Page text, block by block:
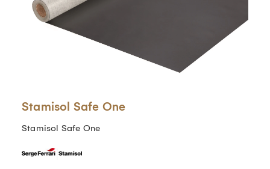
Stamisol Safe One
Stamisol Safe One